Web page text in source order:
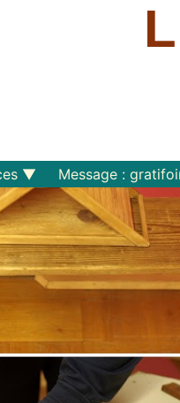
Message :